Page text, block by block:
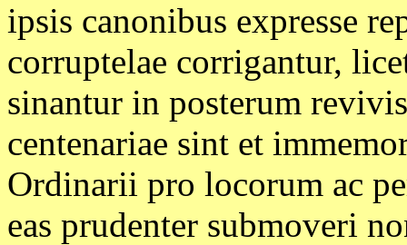
ipsis canonibus expresse
corruptelae corrigantur,
sinantur in posterum
centenariae sint et
Ordinarii pro locorum ac
eas prudenter submoveri